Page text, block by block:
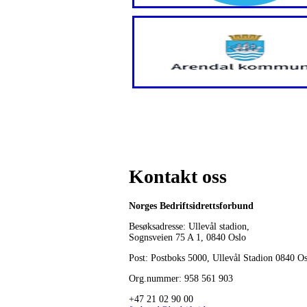
Kontakt oss
Norges Bedriftsidrettsforbund
Besøksadresse: Ullevål stadion,
Sognsveien 75 A 1, 0840 Oslo
Post: Postboks 5000, Ullevål Stadion 0840
Org.nummer: 958 561 903
+47 21 02 90 00